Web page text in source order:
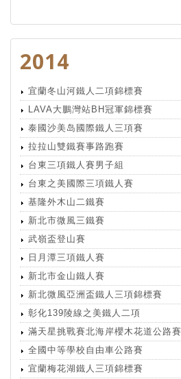
2014
宜蘭冬山河鐵人二項錦標賽
LAVA大鵬灣站BH冠軍錦標賽
泰國沙美岛國際鐵人三項賽
拉拉山雙鐵賽事路跑賽
台東三項鐵人賽男子組
台東之美國際三項鐵人賽
基隆外木山二鐵賽
新北市微風三鐵賽
武嶺盃登山賽
日月潭三項鐵人賽
新北市金山鐵人賽
新北微風亞洲盃鐵人三項錦標賽
彰化139陵線之美鐵人二項
滿天星挑戰賽北海岸櫻木花道公路賽
全國中等學校自由車公路賽
宜蘭梅花湖鐵人三項錦標賽